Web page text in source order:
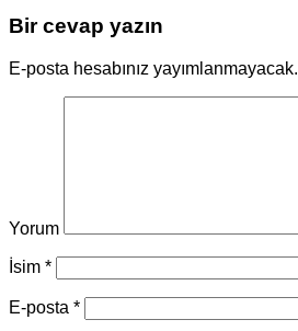
Bir cevap yazın
E-posta hesabınız yayımlanmayacak.
Yorum
İsim *
E-posta *